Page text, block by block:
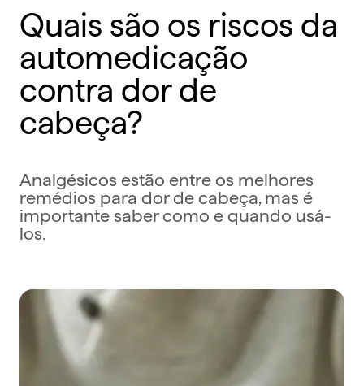
Quais são os riscos da
automedicação
contra dor de
cabeça?
Analgésicos estão entre os melhores
remédios para dor de cabeça, mas é
importante saber como e quando usá-
los.